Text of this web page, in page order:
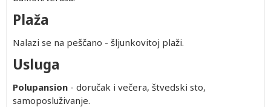
Plaža
Nalazi se na peščano - šljunkovitoj plaži.
Usluga
Polupansion - doručak i večera, štvedski sto,
samoposluživanje.